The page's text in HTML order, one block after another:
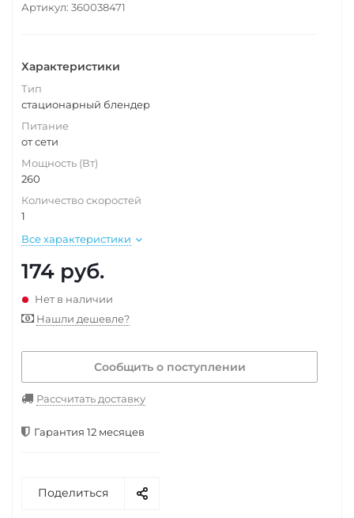
Артикул: 360038471
Характеристики
Тип
стационарный блендер
Питание
от сети
Мощность (Вт)
260
Количество скоростей
1
Все характеристики
174 руб.
Нет в наличии
Нашли дешевле?
Сообщить о поступлении
Рассчитать доставку
Гарантия 12 месяцев
Поделиться